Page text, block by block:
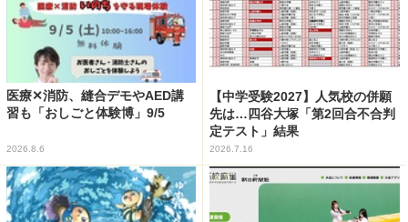
医療✕消防、縫合デモやAED講
習も「おしごと体験博」9/5
2026.8.6
【中学受験2027】人気校の併願
先は…四谷大塚「第2回合不合判
定テスト」結果
2026.7.16